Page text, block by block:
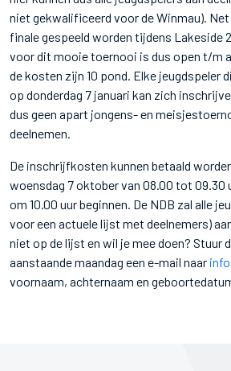
niet gekwalificeerd voor de Winmau).
finale gespeeld worden tijdens Lakeside
voor dit mooie toernooi is dus open t/m
de kosten zijn 10 pond. Elke jeugdspeler
op donderdag 7 januari kan zich
dus geen apart jongens- en
deelnemen.
De inschrijfkosten kunnen betaald
woensdag 7 oktober van 08.00 tot 09.30
om 10.00 uur beginnen. De NDB zal alle
voor een actuele lijst met deelnemers)
niet op de lijst en wil je mee doen? Stuur
aanstaande maandag een e-mail naar
voornaam, achternaam en